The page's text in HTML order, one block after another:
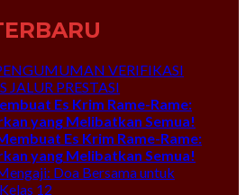
VERIFIKASI
JALUR PRESTASI
Es Krim Rame-Rame:
yang Melibatkan Semua!
Es Krim Rame-Rame:
yang Melibatkan Semua!
Doa Bersama untuk
12